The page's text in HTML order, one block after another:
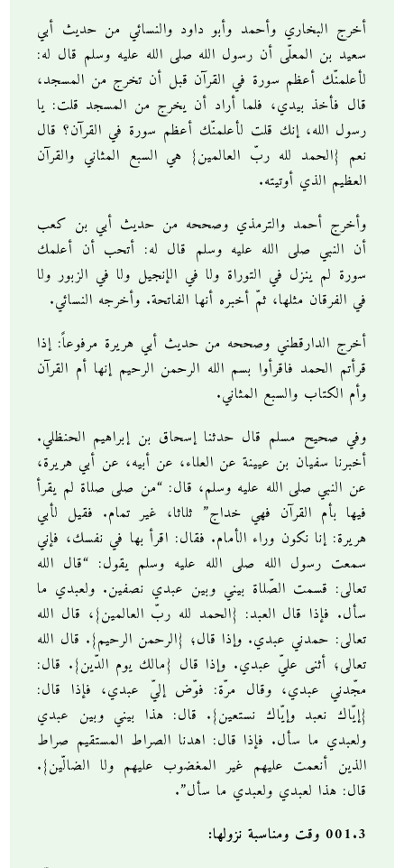
أخرج البخاري وأحمد وأبو داود والنسائي من حديث أبي
سعيد بن المعلّى أن رسول الله صلى الله عليه وسلم قال له:
لأعلمنّك أعظم سورة في القرآن قبل أن تخرج من المسجد،
قال فأخذ بيدي، فلما أراد أن يخرج من المسجد قلت: يا
رسول الله، إنك قلت لأعلمنّك أعظم سورة في القرآن؟ قال
نعم {الحمد لله ربّ العالمين} هي السبع المثاني والقرآن
العظيم الذي أوتيته.
وأخرج أحمد والترمذي وصححه من حديث أبي بن كعب
أن النبي صلى الله عليه وسلم قال له: أتحب أن أعلمك
سورة لم ينزل في التوراة ولا في الإنجيل ولا في الزبور ولا
في الفرقان مثلها، ثمّ أخبره أنها الفاتحة. وأخرجه النسائي.
أخرج الدارقطني وصححه من حديث أبي هريرة مرفوعاً: إذا
قرأتم الحمد فاقرأوا بسم الله الرحمن الرحيم إنها أم القرآن
وأم الكتاب والسبع المثاني.
وفي صحيح مسلم قال حدثنا إسحاق بن إبراهيم الحنظلي.
أخبرنا سفيان بن عيينة عن العلاء، عن أبيه، عن أبي هريرة،
عن النبي صلى الله عليه وسلم، قال: “من صلى صلاة لم يقرأ
فيها بأم القرآن فهي خداج” ثلاثا، غير تمام. فقيل لأبي
هريرة: إنا نكون وراء الأمام. فقال: اقرأ بها في نفسك، فإني
سمعت رسول الله صلى الله عليه وسلم يقول: “قال الله
تعالى: قسمت الصّلاة بيني وبين عبدي نصفين. ولعبدي ما
سأل. فإذا قال العبد: {الحمد لله ربّ العالمين}، قال الله
تعالى: حمدني عبدي. وإذا قال؛ {الرحمن الرحيم}. قال الله
تعالى؛ أثنى عليّ عبدي. وإذا قال {مالك يوم الدّين}. قال:
مجّدني عبدي، وقال مرّة: فوّض إليّ عبدي، فإذا قال:
{إيّاك نعبد وإيّاك نستعين}. قال: هذا بيني وبين عبدي
ولعبدي ما سأل. فإذا قال: اهدنا الصراط المستقيم صراط
الذين أنعمت عليهم غير المغضوب عليهم ولا الضالّين}.
قال: هذا لعبدي ولعبدي ما سأل”.
001.3 وقت ومناسبة نزولها: